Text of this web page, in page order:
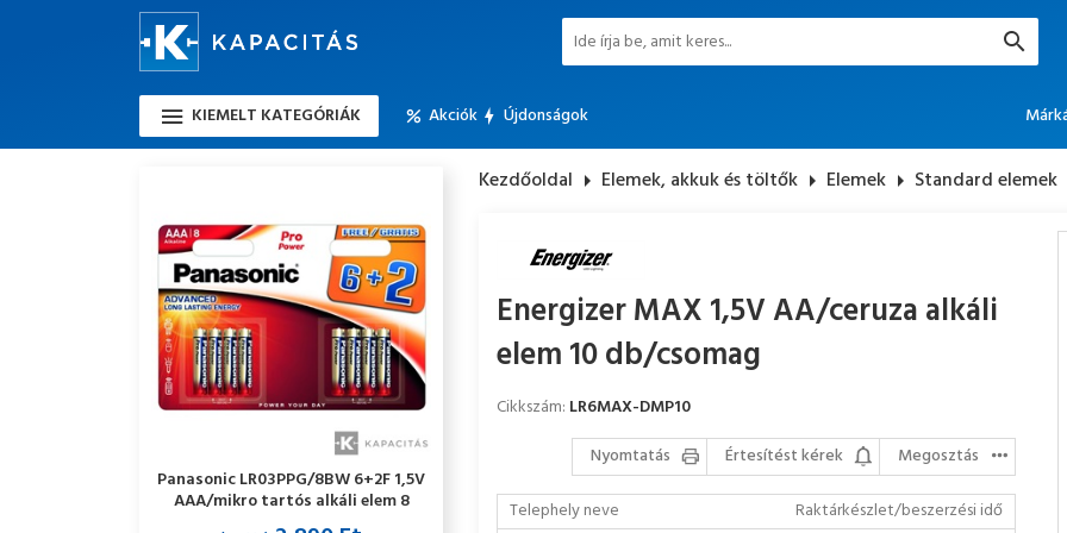
KIEMELT KATEGÓRIÁK Akciók Újdonságok
Panasonic LR03PPG/8BW 6+2F 1,5V
AAA/mikro tartós alkáli elem 8
db/csomag
Kezdőoldal arrow_right Elemek, akkuk és töltők arrow_right Elemek arrow_right Standard elemek
Energizer MAX 1,5V AA/ceruza alkáli
elem 10 db/csomag
Cikkszám: LR6MAX-DMP10
Nyomtatás
Értesítést kérek
Megosztás
Telephely neve
Raktárkészlet/beszerzési idő